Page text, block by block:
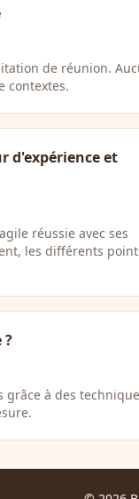
de réunion.
contextes.
d'expérience et
réussie avec ses
les différents
?
grâce à des